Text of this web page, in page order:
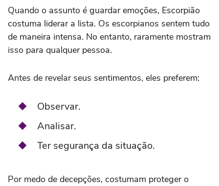
Quando o assunto é guardar emoções, Escorpião
costuma liderar a lista. Os escorpianos sentem tudo
de maneira intensa. No entanto, raramente mostram
isso para qualquer pessoa.
Antes de revelar seus sentimentos, eles preferem:
Observar.
Analisar.
Ter segurança da situação.
Por medo de decepções, costumam proteger o